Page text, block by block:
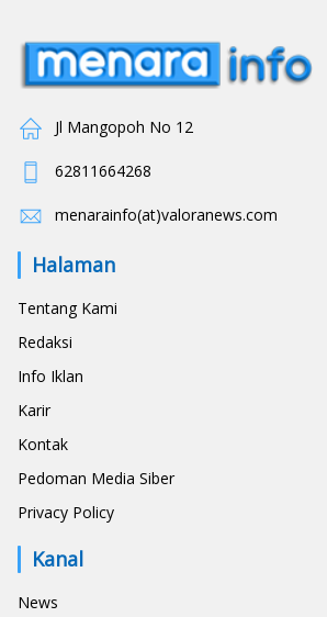
Jl Mangopoh No 12
62811664268
menarainfo(at)valoranews.com
Halaman
Tentang Kami
Redaksi
Info Iklan
Karir
Kontak
Pedoman Media Siber
Privacy Policy
Kanal
News